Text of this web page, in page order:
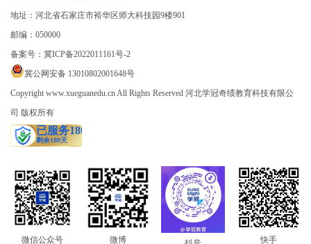
地址：河北省石家庄市裕华区师大科技园9楼901
邮编：050000
备案号： 冀ICP备2022011161号-2
冀公网安备 13010802001648号
Copyright www.xueguanedu.cn All Rights Reserved 河北学冠奇绩教育科技有限公
司 版权所有
微信公众号 微博 快手